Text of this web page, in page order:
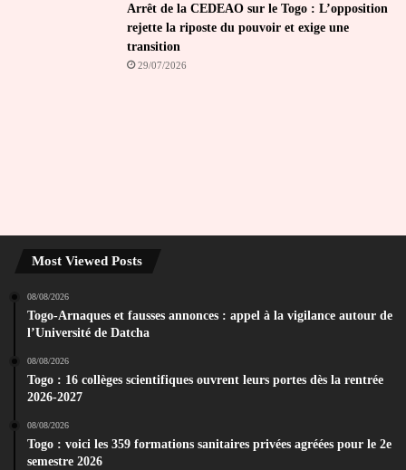
Arrêt de la CEDEAO sur le Togo : L’opposition
rejette la riposte du pouvoir et exige une
transition
29/07/2026
Most Viewed Posts
08/08/2026
Togo-Arnaques et fausses annonces : appel à la vigilance autour de
l’Université de Datcha
08/08/2026
Togo : 16 collèges scientifiques ouvrent leurs portes dès la rentrée
2026-2027
08/08/2026
Togo : voici les 359 formations sanitaires privées agréées pour le 2e
semestre 2026